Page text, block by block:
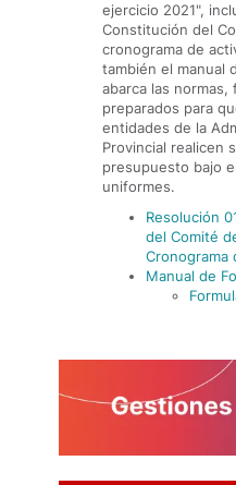
ejercicio 2021",
Constitución del
cronograma de
también el manual
abarca las
preparados para
entidades de la
Provincial realicen
presupuesto bajo
uniformes.
Resolución
del Comité
Cronograma
Manual de